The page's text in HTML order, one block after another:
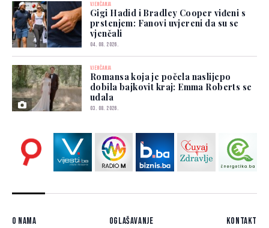
VJENČANJA
Gigi Hadid i Bradley Cooper viđeni s
prstenjem: Fanovi uvjereni da su se
vjenčali
04. 08. 2026.
VJENČANJA
Romansa koja je počela naslijepo
dobila bajkovit kraj: Emma Roberts se
udala
03. 08. 2026.
O nama Oglašavanje Kontakt